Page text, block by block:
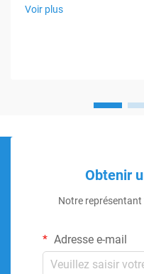
Voir plus
Obtenir
Notre
Adresse e-mail